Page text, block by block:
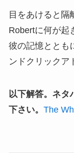
目をあけると隔
Robertに何が起
彼の記憶ととも
ンドクリックア
以下解答。ネタ
下さい。 The